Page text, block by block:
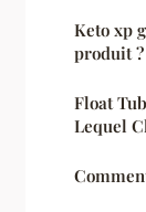
Keto xp
produit ?
Float
Lequel